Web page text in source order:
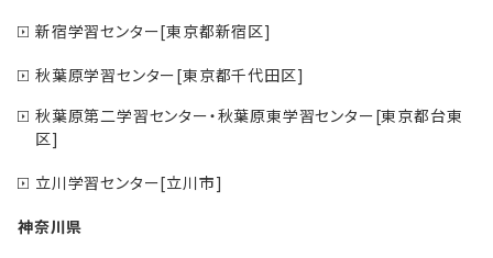
新宿学習センター[東京都新宿区]
秋葉原学習センター[東京都千代田区]
秋葉原第二学習センター・秋葉原東学習センター[東京都台東
区]
立川学習センター[立川市]
神奈川県